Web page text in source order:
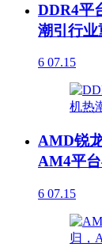
DDR4平
潮引行业
6 07.15
AMD锐
AM4平
6 07.15